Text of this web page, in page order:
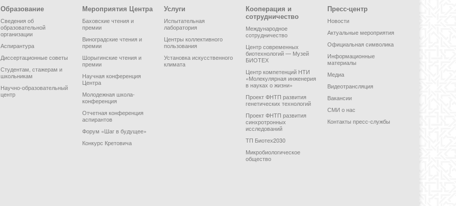
Образование
Сведения об
образовательной
организации
Аспирантура
Диссертационные советы
Студентам, стажерам и
школьникам
Научно-образовательный
центр
Мероприятия Центра
Баховские чтения и
премии
Виноградские чтения и
премии
Шорыгинские чтения и
премии
Научная конференция
Центра
Молодежная школа-
конференция
Отчетная конференция
аспирантов
Форум «Шаг в будущее»
Конкурс Кретовича
Услуги
Испытательная
лаборатория
Центры коллективного
пользования
Установка искусственного
климата
Кооперация и
сотрудничество
Международное
сотрудничество
Центр современных
биотехнологий — Музей
БИОТЕХ
Центр компетенций НТИ
«Молекулярная инженерия
в науках о жизни»
Проект ФНТП развития
генетических технологий
Проект ФНТП развития
синхротронных
исследований
ТП Биотех2030
Микробиологическое
общество
Пресс-центр
Новости
Актуальные мероприятия
Официальная символика
Информационные
материалы
Медиа
Видеотрансляция
Вакансии
СМИ о нас
Контакты пресс-службы